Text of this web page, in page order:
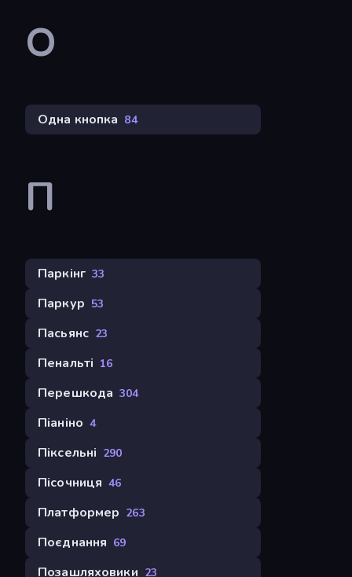
О
Одна кнопка 84
П
Паркінг 33
Паркур 53
Пасьянс 23
Пенальті 16
Перешкода 304
Піаніно 4
Піксельні 290
Пісочниця 46
Платформер 263
Поєднання 69
Позашляховики 23